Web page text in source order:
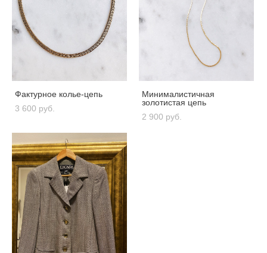
Фактурное колье-цепь
3 600 pуб.
Минималистичная
золотистая цепь
2 900 pуб.